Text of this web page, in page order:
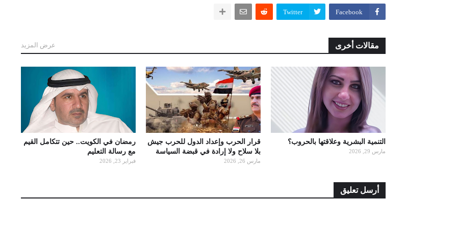
Facebook
Twitter
مقالات أخرى عرض المزيد
التنمية البشرية وعلاقتها بالحروب؟
مارس 29, 2026
قرار الحرب وإعداد الدول للحرب جيش
بلا سلاح ولا إرادة في قبضة السياسة
مارس 26, 2026
رمضان في الكويت.. حين تتكامل القيم
مع رسالة التعليم
فبراير 23, 2026
أرسل تعليق